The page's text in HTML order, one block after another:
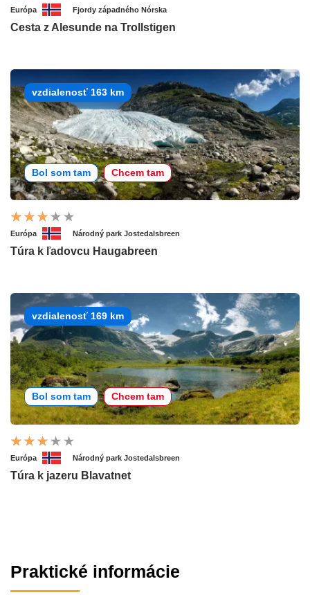
Európa Fjordy západného Nórska
Cesta z Alesunde na Trollstigen
vzdialenosť 163 km
Bol som tam Chcem tam
Európa Národný park Jostedalsbreen
Túra k ľadovcu Haugabreen
vzdialenosť 169 km
Bol som tam Chcem tam
Európa Národný park Jostedalsbreen
Túra k jazeru Blavatnet
Praktické informácie